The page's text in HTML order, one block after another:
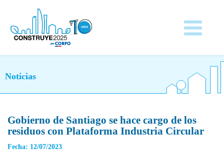
Noticias
Gobierno de Santiago se hace cargo de los
residuos con Plataforma Industria Circular
Fecha: 12/07/2023